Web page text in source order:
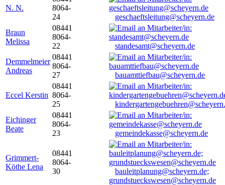
N. N.
8064-
24
geschaeftsleitung@scheyern.de
Braun
Melissa
08441
8064-
22
standesamt@scheyern.de
Demmelmeier
Andreas
08441
8064-
27
bauamttiefbau@scheyern.de
Eccel Kerstin
08441
8064-
25
Eichinger
Beate
08441
8064-
23
gemeindekasse@scheyern.de
Grimmert-
Köthe Lena
08441
8064-
30
bauleitplanung@scheyern.de;
grundstueckswesen@scheyern.de